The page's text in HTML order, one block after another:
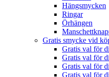
Hängsmycken
Ringar
Örhängen
Gratis smycke vid
Gratis val för
Gratis val för
Gratis val för
Gratis val för